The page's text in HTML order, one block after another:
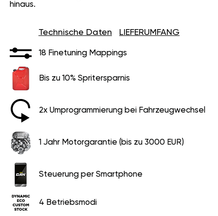
hinaus.
Technische Daten LIEFERUMFANG
18 Finetuning Mappings
Bis zu 10% Spritersparnis
2x Umprogrammierung bei Fahrzeugwechsel
1 Jahr Motorgarantie (bis zu 3000 EUR)
Steuerung per Smartphone
4 Betriebsmodi